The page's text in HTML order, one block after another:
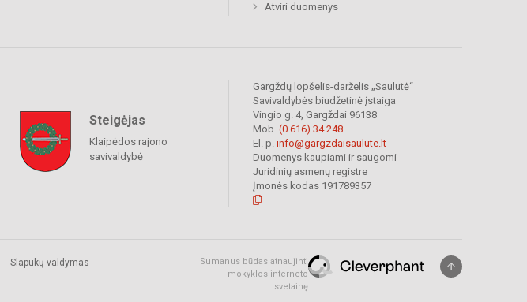
Atviri duomenys
Steigėjas
Klaipėdos rajono
savivaldybė
Gargždų lopšelis-darželis „Saulutė“
Savivaldybės biudžetinė įstaiga
Vingio g. 4, Gargždai 96138
Mob. (0 616) 34 248
El. p. info@gargzdaisaulute.lt
Duomenys kaupiami ir saugomi
Juridinių asmenų registre
Įmonės kodas 191789357
Slapukų valdymas
Sumanus būdas atnaujinti
mokyklos interneto
svetainę